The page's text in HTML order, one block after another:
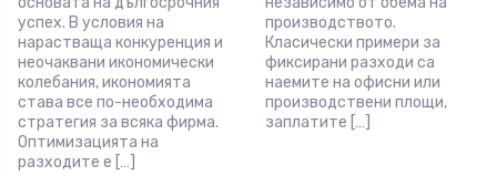
успех. В условия на
нарастваща конкуренция и
неочаквани икономически
колебания, икономията
става все по-необходима
стратегия за всяка фирма.
Оптимизацията на
разходите е […]
производството.
Класически примери за
фиксирани разходи са
наемите на офисни или
производствени площи,
заплатите […]